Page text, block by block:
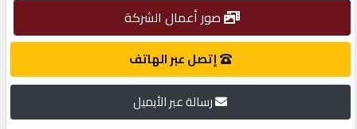
شركات
صور أعمال الشركة
إتصل عبر الهاتف
رسالة عبر الأيميل